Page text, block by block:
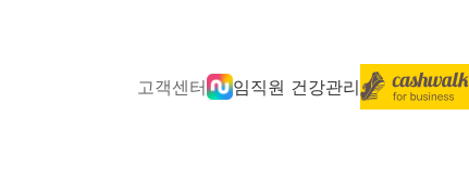
고객센터 임직원 건강관리